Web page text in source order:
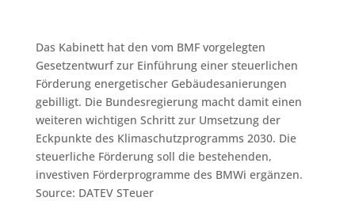
Das Kabinett hat den vom BMF vorgelegten
Gesetzentwurf zur Einführung einer steuerlichen
Förderung energetischer Gebäudesanierungen
gebilligt. Die Bundesregierung macht damit einen
weiteren wichtigen Schritt zur Umsetzung der
Eckpunkte des Klimaschutzprogramms 2030. Die
steuerliche Förderung soll die bestehenden,
investiven Förderprogramme des BMWi ergänzen.
Source: DATEV STeuer